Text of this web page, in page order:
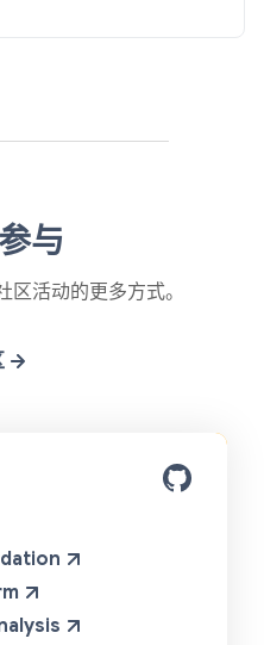
与
区活动的更多方式。